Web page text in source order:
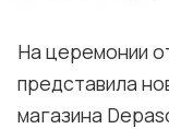
На церемонии
представила
магазина